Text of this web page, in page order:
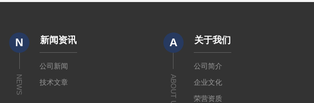
N
NEWS
新闻资讯
公司新闻
技术文章
A
ABOUT US
关于我们
公司简介
企业文化
荣营资质